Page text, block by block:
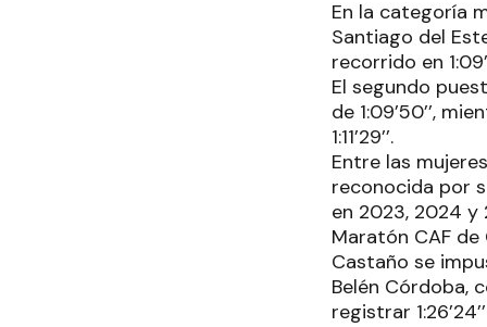
En la categoría
Santiago del
recorrido en
El segundo
de 1:09’50’’,
1:11’29’’.
Entre las
reconocida por
en 2023, 2024 y
Maratón CAF
Castaño se
Belén Córdoba,
registrar